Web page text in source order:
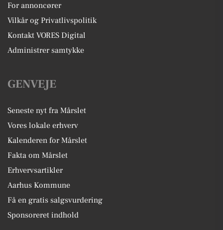
For annoncører
Vilkår og Privatlivspolitik
Kontakt VORES Digital
Administrer samtykke
GENVEJE
Seneste nyt fra Mårslet
Vores lokale erhverv
Kalenderen for Mårslet
Fakta om Mårslet
Erhvervsartikler
Aarhus Kommune
Få en gratis salgsvurdering
Sponsoreret indhold